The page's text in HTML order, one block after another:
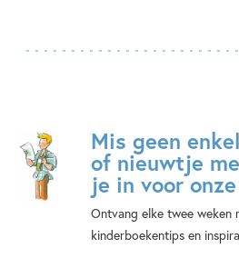
Mis geen
of nieuwtje
je in voor
Ontvang elke twee weken
kinderboekentips en